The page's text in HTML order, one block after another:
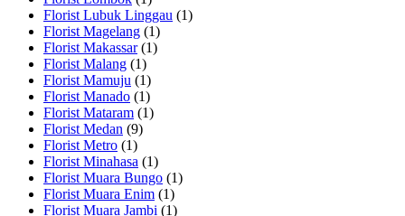
Florist Lubuk Linggau (1)
Florist Magelang (1)
Florist Makassar(1)
Florist Malang (1)
Florist Mamuju (1)
Florist Manado (1)
Florist Mataram (1)
Florist Medan (9)
Florist Metro (1)
Florist Minahasa (1)
Florist Muara Bungo (1)
Florist Muara Enim (1)
Florist Muara Jambi (1)